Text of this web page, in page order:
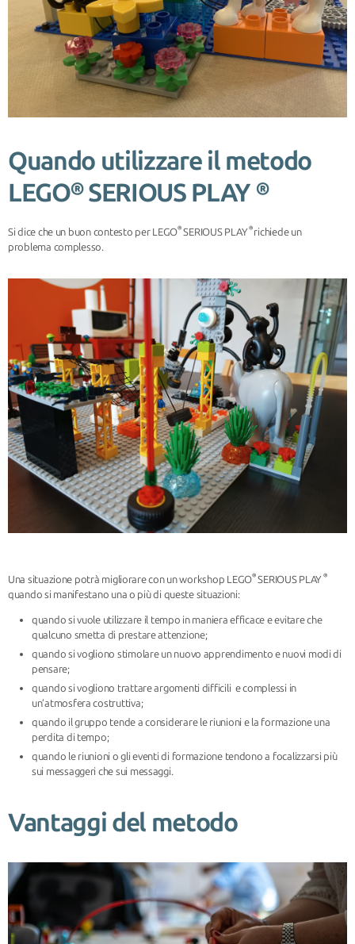
Quando utilizzare il metodo
LEGO® SERIOUS PLAY ®
Si dice che un buon contesto per LEGO®SERIOUS PLAY®richiede un
problema complesso.
Una situazione potrà migliorare con un workshop LEGO®SERIOUS PLAY®
quando si manifestano una o più di queste situazioni:
quando si vuole utilizzare il tempo in maniera efficace e evitare che
qualcuno smetta di prestare attenzione;
quando si vogliono stimolare un nuovo apprendimento e nuovi modi di
pensare;
quando si vogliono trattare argomenti difficili e complessi in
un’atmosfera costruttiva;
quando il gruppo tende a considerare le riunioni e la formazione una
perdita di tempo;
quando le riunioni o gli eventi di formazione tendono a focalizzarsi più
sui messaggeri che sui messaggi.
Vantaggi del metodo